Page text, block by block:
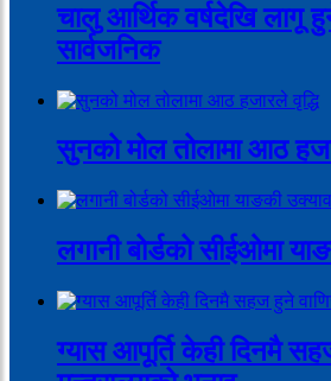
चालु आर्थिक वर्षदेखि लागू
सार्वजनिक
सुनको मोल तोलामा आठ
लगानी बोर्डको सीईओमा
ग्यास आपूर्ति केही दिनमै